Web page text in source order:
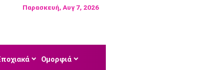
Παρασκευή, Αυγ 7, 2026
Ομορφιά